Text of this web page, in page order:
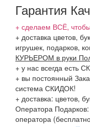
Гарантия
+ сделаем ВСЁ,
+ доставка цветов,
игрушек, подарков,
КУРЬЕРОМ в руки
+ у нас всегда есть
+ вы постоянный
система СКИДОК!
+ доставка: цветов,
Оператора Подарков:
оператора